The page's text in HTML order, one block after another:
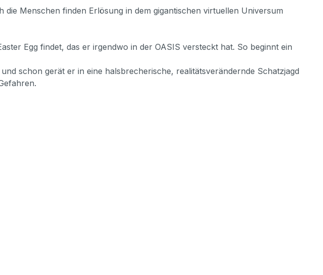
Menschen finden Erlösung in dem gigantischen virtuellen Universum
Egg findet, das er irgendwo in der OASIS versteckt hat. So beginnt ein
schon gerät er in eine halsbrecherische, realitätsverändernde Schatzjagd